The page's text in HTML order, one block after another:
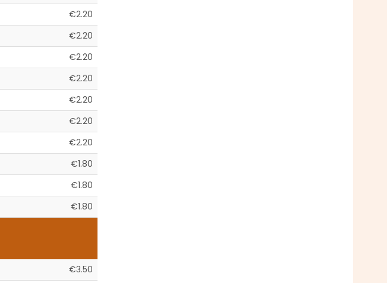
€2.20
€2.20
€2.20
€2.20
€2.20
€2.20
€2.20
€1.80
€1.80
€1.80
€3.50